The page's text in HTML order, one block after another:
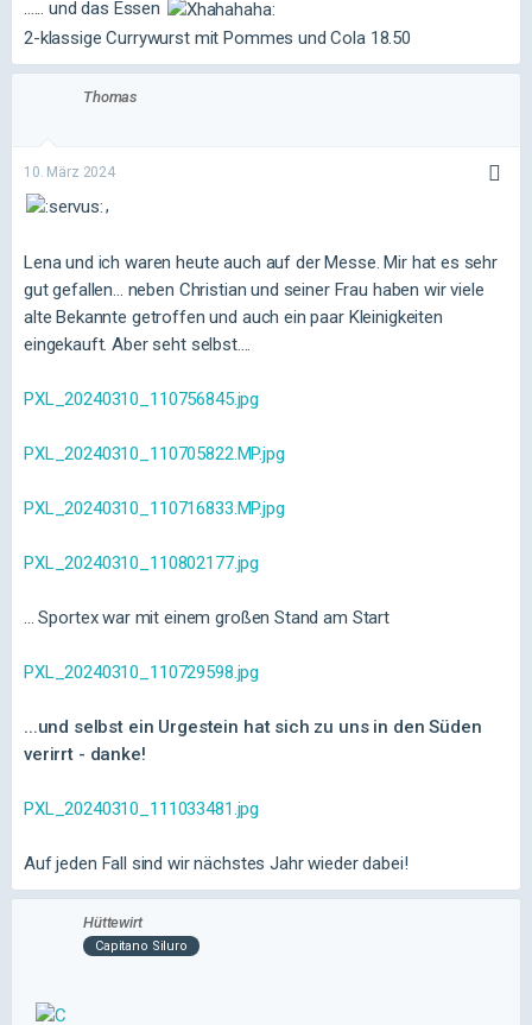
...... und das Essen
2-klassige Currywurst mit Pommes und Cola 18.50
Thomas
10. März 2024
,
Lena und ich waren heute auch auf der Messe. Mir hat es sehr
gut gefallen... neben Christian und seiner Frau haben wir viele
alte Bekannte getroffen und auch ein paar Kleinigkeiten
eingekauft. Aber seht selbst....
PXL_20240310_110756845.jpg
PXL_20240310_110705822.MP.jpg
PXL_20240310_110716833.MP.jpg
PXL_20240310_110802177.jpg
... Sportex war mit einem großen Stand am Start
PXL_20240310_110729598.jpg
...und selbst ein Urgestein hat sich zu uns in den Süden
verirrt - danke!
PXL_20240310_111033481.jpg
Auf jeden Fall sind wir nächstes Jahr wieder dabei!
Hüttewirt
Capitano Siluro